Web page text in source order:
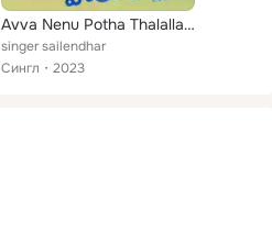
Avva Nenu Potha Thalallaku
singer sailendhar
Сингл
2023